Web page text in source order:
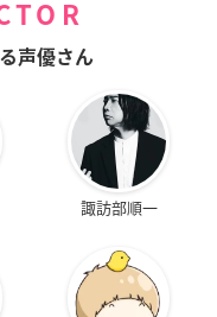
声優さん
諏訪部順一